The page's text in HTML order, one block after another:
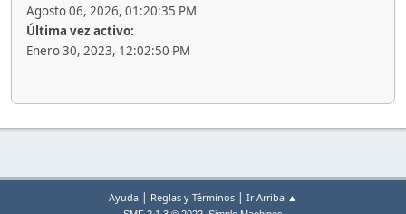
Agosto 06, 2026, 01:20:35 PM
Última vez activo:
Enero 30, 2023, 12:02:50 PM
Ayuda | Reglas y Términos | Ir Arriba ▲